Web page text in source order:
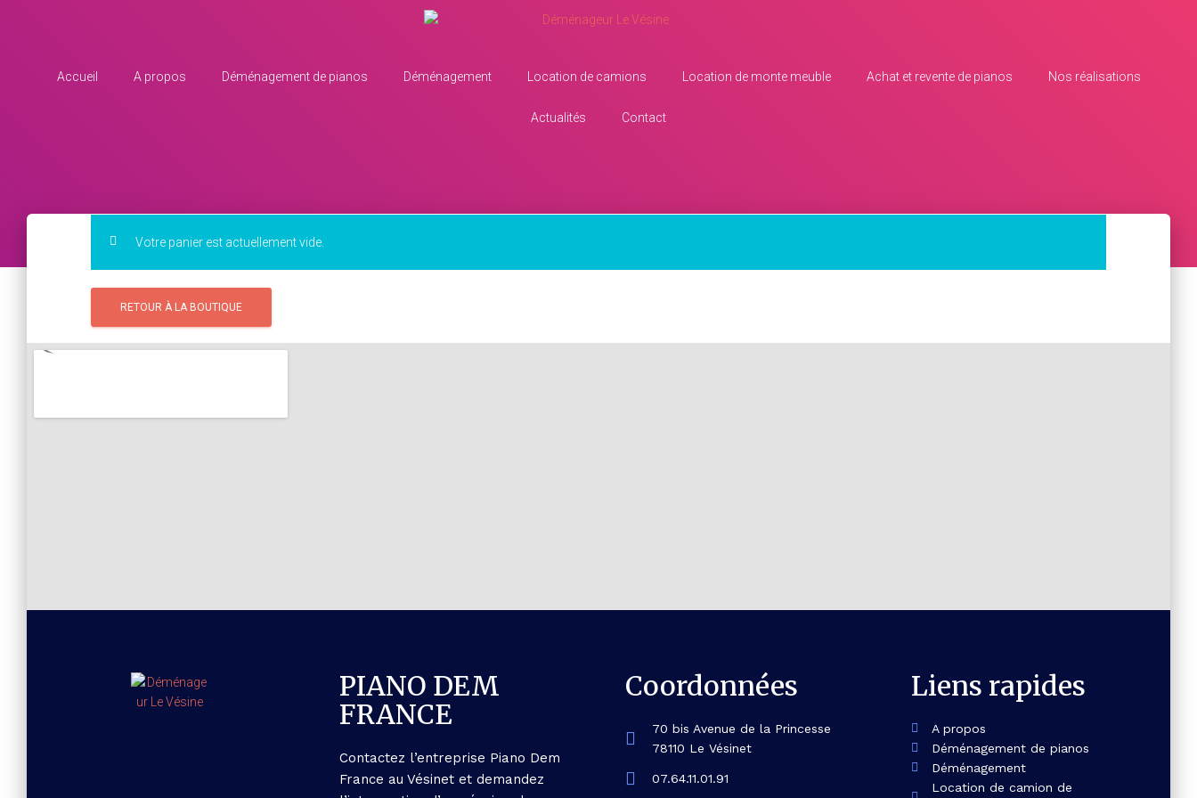
Accueil A propos Déménagement de pianos Déménagement Location de camions Location de monte meuble Achat et revente de pianos Nos réalisations
Actualités Contact
Votre panier est actuellement vide.
RETOUR À LA BOUTIQUE
PIANO DEM
FRANCE
Contactez l’entreprise Piano Dem
France au Vésinet et demandez
Coordonnées
70 bis Avenue de la Princesse
78110 Le Vésinet
07.64.11.01.91
Liens rapides
A propos
Déménagement de pianos
Déménagement
Location de camion de